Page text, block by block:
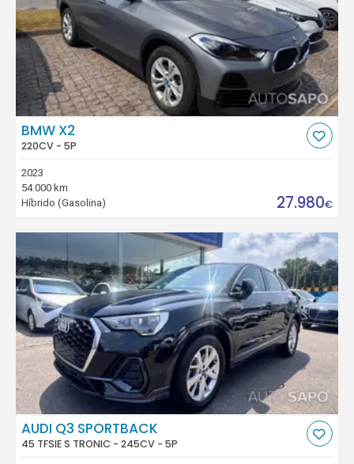
BMW X2
220CV - 5P
2023
54.000 km
Híbrido (Gasolina)
27.980€
AUDI Q3 SPORTBACK
45 TFSIE S TRONIC - 245CV - 5P